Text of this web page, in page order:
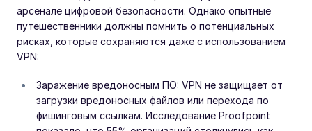
арсенале цифровой безопасности. Однако опытные
путешественники должны помнить о потенциальных
рисках, которые сохраняются даже с использованием
VPN:
Заражение вредоносным ПО: VPN не защищает от
загрузки вредоносных файлов или перехода по
фишинговым ссылкам. Исследование Proofpoint